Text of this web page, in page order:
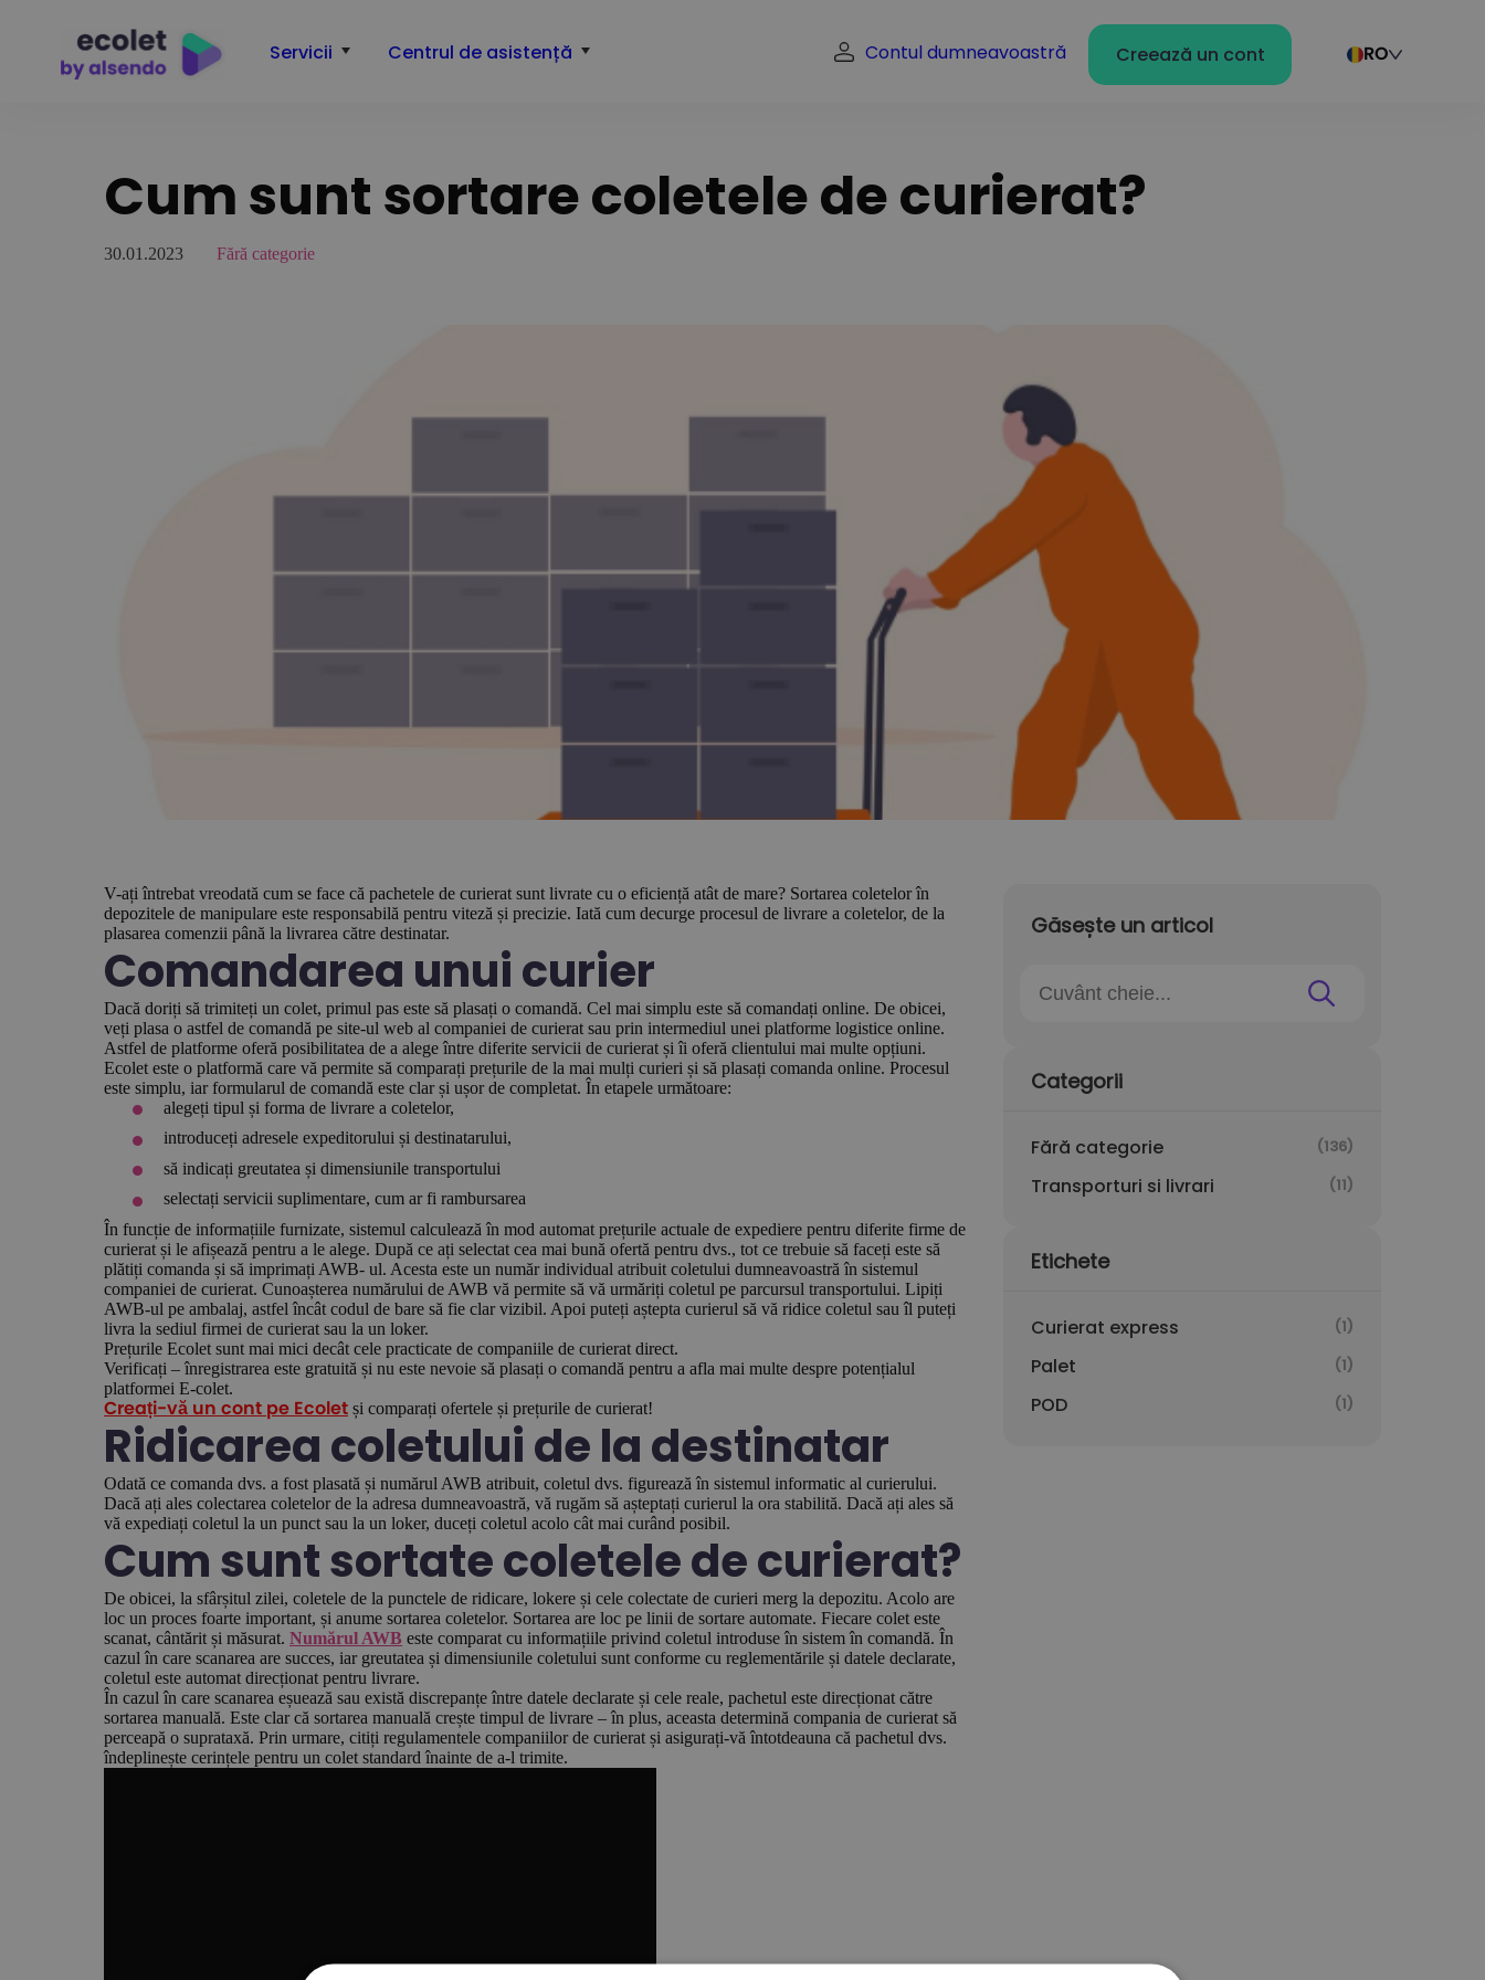
Contul dumneavoastră Creează un cont RO
Servicii Centrul de asistență
Cum sunt sortare coletele de curierat?
30.01.2023 Fără categorie
V-ați întrebat vreodată cum se face că pachetele de curierat sunt livrate cu o eficiență atât de mare? Sortarea coletelor în
depozitele de manipulare este responsabilă pentru viteză și precizie. Iată cum decurge procesul de livrare a coletelor, de la
plasarea comenzii până la livrarea către destinatar.
Comandarea unui curier
Dacă doriți să trimiteți un colet, primul pas este să plasați o comandă. Cel mai simplu este să comandați online. De obicei,
veți plasa o astfel de comandă pe site-ul web al companiei de curierat sau prin intermediul unei platforme logistice online.
Astfel de platforme oferă posibilitatea de a alege între diferite servicii de curierat și îi oferă clientului mai multe opțiuni.
Ecolet este o platformă care vă permite să comparați prețurile de la mai mulți curieri și să plasați comanda online. Procesul
este simplu, iar formularul de comandă este clar și ușor de completat. În etapele următoare:
alegeți tipul și forma de livrare a coletelor,
introduceți adresele expeditorului și destinatarului,
să indicați greutatea și dimensiunile transportului
selectați servicii suplimentare, cum ar fi rambursarea
În funcție de informațiile furnizate, sistemul calculează în mod automat prețurile actuale de expediere pentru diferite firme de
curierat și le afișează pentru a le alege. După ce ați selectat cea mai bună ofertă pentru dvs., tot ce trebuie să faceți este să
plătiți comanda și să imprimați AWB- ul. Acesta este un număr individual atribuit coletului dumneavoastră în sistemul
companiei de curierat. Cunoașterea numărului de AWB vă permite să vă urmăriți coletul pe parcursul transportului. Lipiți
AWB-ul pe ambalaj, astfel încât codul de bare să fie clar vizibil. Apoi puteți aștepta curierul să vă ridice coletul sau îl puteți
livra la sediul firmei de curierat sau la un loker.
Prețurile Ecolet sunt mai mici decât cele practicate de companiile de curierat direct.
Verificați – înregistrarea este gratuită și nu este nevoie să plasați o comandă pentru a afla mai multe despre potențialul
platformei E-colet.
Creați-vă un cont pe Ecolet și comparați ofertele și prețurile de curierat!
Ridicarea coletului de la destinatar
Odată ce comanda dvs. a fost plasată și numărul AWB atribuit, coletul dvs. figurează în sistemul informatic al curierului.
Dacă ați ales colectarea coletelor de la adresa dumneavoastră, vă rugăm să așteptați curierul la ora stabilită. Dacă ați ales să
vă expediați coletul la un punct sau la un loker, duceți coletul acolo cât mai curând posibil.
Cum sunt sortate coletele de curierat?
De obicei, la sfârșitul zilei, coletele de la punctele de ridicare, lokere și cele colectate de curieri merg la depozitu. Acolo are
loc un proces foarte important, și anume sortarea coletelor. Sortarea are loc pe linii de sortare automate. Fiecare colet este
scanat, cântărit și măsurat. Numărul AWB este comparat cu informațiile privind coletul introduse în sistem în comandă. În
cazul în care scanarea are succes, iar greutatea și dimensiunile coletului sunt conforme cu reglementările și datele declarate,
coletul este automat direcționat pentru livrare.
În cazul în care scanarea eșuează sau există discrepanțe între datele declarate și cele reale, pachetul este direcționat către
sortarea manuală. Este clar că sortarea manuală crește timpul de livrare – în plus, aceasta determină compania de curierat să
perceapă o suprataxă. Prin urmare, citiți regulamentele companiilor de curierat și asigurați-vă întotdeauna că pachetul dvs.
îndeplinește cerințele pentru un colet standard înainte de a-l trimite.
Găsește un articol
Categorii
Fără categorie (136)
Transporturi si livrari (11)
Etichete
Curierat express (1)
Palet (1)
POD (1)